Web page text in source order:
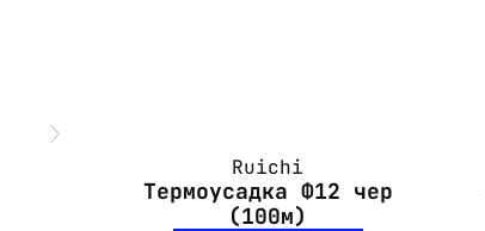
Ruichi
Термоусадка Ф12 чер
(100м)